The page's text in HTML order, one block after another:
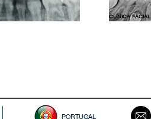
CLÍNICA FACIAL
PORTUGAL